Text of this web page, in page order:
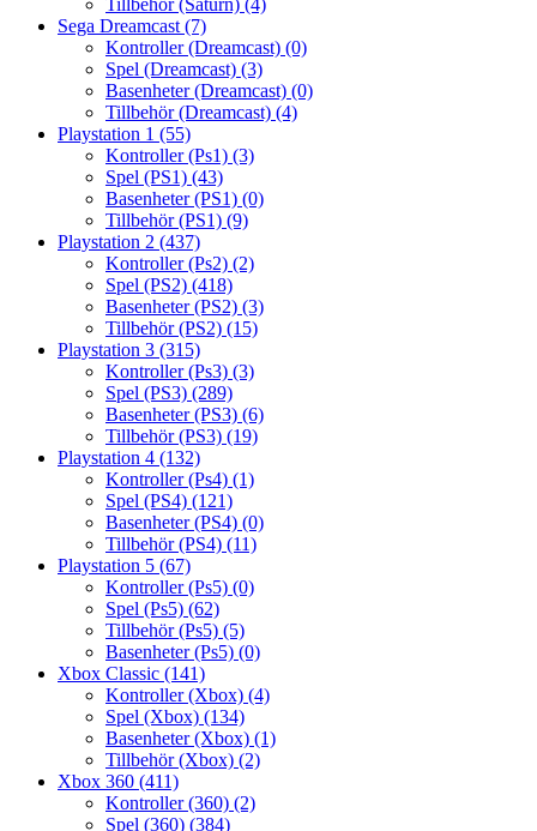
Tillbehör (Saturn) (4)
Sega Dreamcast (7)
Kontroller (Dreamcast) (0)
Spel (Dreamcast) (3)
Basenheter (Dreamcast) (0)
Tillbehör (Dreamcast) (4)
Playstation 1 (55)
Kontroller (Ps1) (3)
Spel (PS1) (43)
Basenheter (PS1) (0)
Tillbehör (PS1) (9)
Playstation 2 (437)
Kontroller (Ps2) (2)
Spel (PS2) (418)
Basenheter (PS2) (3)
Tillbehör (PS2) (15)
Playstation 3 (315)
Kontroller (Ps3) (3)
Spel (PS3) (289)
Basenheter (PS3) (6)
Tillbehör (PS3) (19)
Playstation 4 (132)
Kontroller (Ps4) (1)
Spel (PS4) (121)
Basenheter (PS4) (0)
Tillbehör (PS4) (11)
Playstation 5 (67)
Kontroller (Ps5) (0)
Spel (Ps5) (62)
Tillbehör (Ps5) (5)
Basenheter (Ps5) (0)
Xbox Classic (141)
Kontroller (Xbox) (4)
Spel (Xbox) (134)
Basenheter (Xbox) (1)
Tillbehör (Xbox) (2)
Xbox 360 (411)
Kontroller (360) (2)
Spel (360) (384)